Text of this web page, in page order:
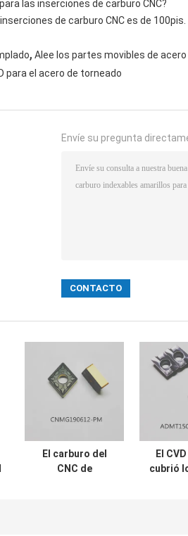
las inserciones de carburo CNC?
de carburo CNC es de 100pis.
, Alee los partes movibles de acero
para el acero de torneado
Envíe su pregunta
El carburo del
CNC de
El
cubrió